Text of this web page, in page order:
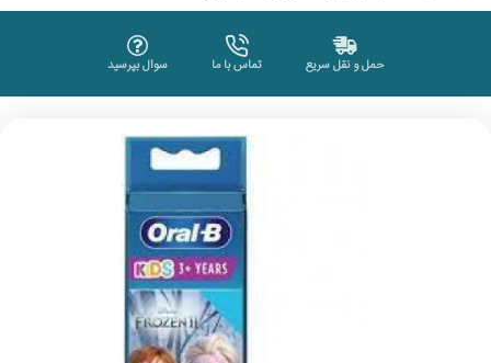
حمل و نقل سریع تماس با ما سوال بپرسید